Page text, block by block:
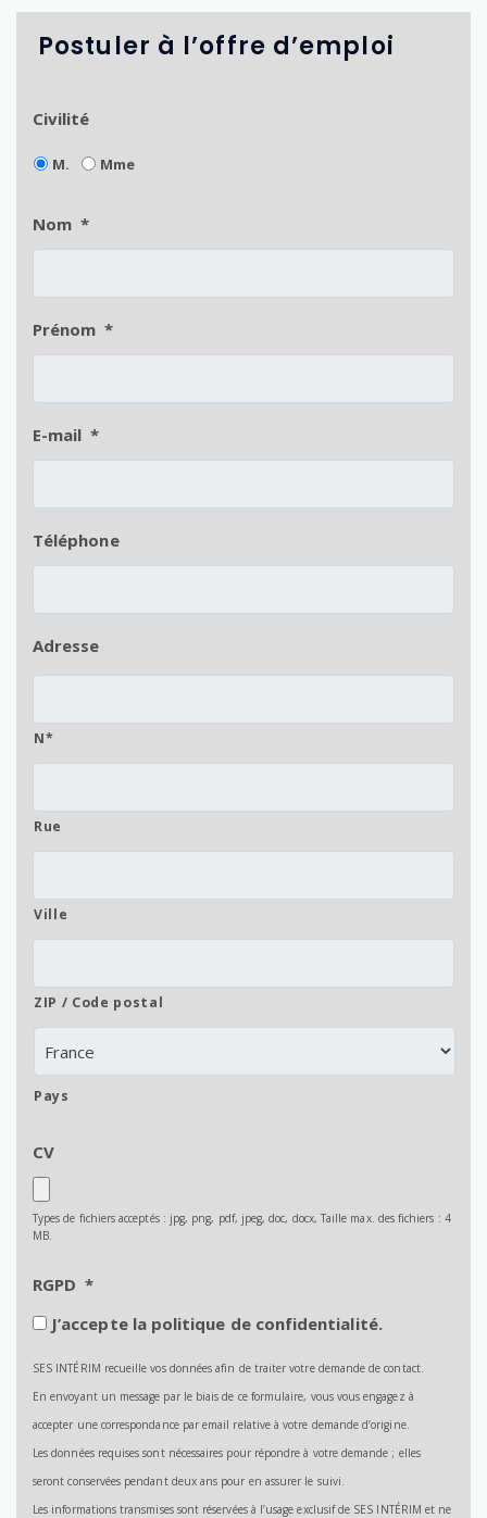
Postuler à l’offre d’emploi
Civilité
M. Mme
Nom *
Prénom *
E-mail *
Téléphone
Adresse
N*
Rue
Ville
ZIP / Code postal
Pays
CV
Types de fichiers acceptés : jpg, png, pdf, jpeg, doc, docx, Taille max. des fichiers : 4
MB.
RGPD *
J’accepte la politique de confidentialité.
SES INTÉRIM recueille vos données afin de traiter votre demande de contact.
En envoyant un message par le biais de ce formulaire, vous vous engagez à
accepter une correspondance par email relative à votre demande d’origine.
Les données requises sont nécessaires pour répondre à votre demande ; elles
seront conservées pendant deux ans pour en assurer le suivi.
Les informations transmises sont réservées à l’usage exclusif de SES INTÉRIM et ne